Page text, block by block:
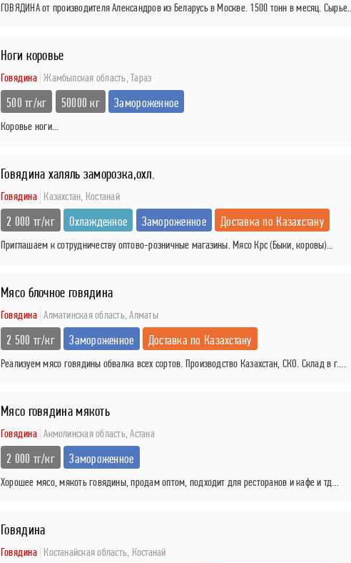
ГОВЯДИНА от производителя Александров из Беларусь в Москве. 1500 тонн в месяц.
Ноги коровье
Говядина Жамбылская область,Тараз
500 тг/кг 50000 кг Замороженное
Коровье ноги...
Говядина халяль заморозка,охл.
Говядина Казахстан, Костанай
2 000 тг/кг Охлажденное Замороженное Доставка по Казахстану
Приглашаем к сотрудничеству оптово-розничные магазины. Мясо Крс (Быки, коровы)...
Мясо блочное говядина
Говядина Алматинская область,Алматы
2 500 тг/кг Замороженное Доставка по Казахстану
Реализуем мясо говядины обвалка всех сортов. Производство Казахстан, СКО. Склад в г....
Мясо говядина мякоть
Говядина Акмолинская область,Астана
2 000 тг/кг Замороженное
Хорошее мясо, мякоть говядины, продам оптом, подходит для ресторанов и кафе и тд...
Говядина
Говядина Костанайская область, Костанай